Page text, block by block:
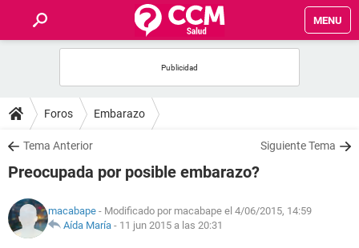
MENU
FOROS
SALUD
NUTRICIÓN
Foros Embarazo
Tema Anterior Siguiente Tema
Preocupada por posible embarazo?
macabape - Modificado por macabape el 4/06/2015, 14:59
Aída María - 11 jun 2015 a las 20:31